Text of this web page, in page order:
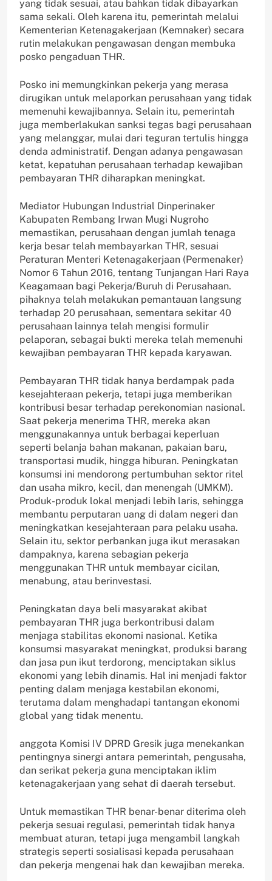
yang tidak sesuai, atau bahkan tidak dibayarkan
sama sekali. Oleh karena itu, pemerintah melalui
Kementerian Ketenagakerjaan (Kemnaker) secara
rutin melakukan pengawasan dengan membuka
posko pengaduan THR.
Posko ini memungkinkan pekerja yang merasa
dirugikan untuk melaporkan perusahaan yang tidak
memenuhi kewajibannya. Selain itu, pemerintah
juga memberlakukan sanksi tegas bagi perusahaan
yang melanggar, mulai dari teguran tertulis hingga
denda administratif. Dengan adanya pengawasan
ketat, kepatuhan perusahaan terhadap kewajiban
pembayaran THR diharapkan meningkat.
Mediator Hubungan Industrial Dinperinaker
Kabupaten Rembang Irwan Mugi Nugroho
memastikan, perusahaan dengan jumlah tenaga
kerja besar telah membayarkan THR, sesuai
Peraturan Menteri Ketenagakerjaan (Permenaker)
Nomor 6 Tahun 2016, tentang Tunjangan Hari Raya
Keagamaan bagi Pekerja/Buruh di Perusahaan.
pihaknya telah melakukan pemantauan langsung
terhadap 20 perusahaan, sementara sekitar 40
perusahaan lainnya telah mengisi formulir
pelaporan, sebagai bukti mereka telah memenuhi
kewajiban pembayaran THR kepada karyawan.
Pembayaran THR tidak hanya berdampak pada
kesejahteraan pekerja, tetapi juga memberikan
kontribusi besar terhadap perekonomian nasional.
Saat pekerja menerima THR, mereka akan
menggunakannya untuk berbagai keperluan
seperti belanja bahan makanan, pakaian baru,
transportasi mudik, hingga hiburan. Peningkatan
konsumsi ini mendorong pertumbuhan sektor ritel
dan usaha mikro, kecil, dan menengah (UMKM).
Produk-produk lokal menjadi lebih laris, sehingga
membantu perputaran uang di dalam negeri dan
meningkatkan kesejahteraan para pelaku usaha.
Selain itu, sektor perbankan juga ikut merasakan
dampaknya, karena sebagian pekerja
menggunakan THR untuk membayar cicilan,
menabung, atau berinvestasi.
Peningkatan daya beli masyarakat akibat
pembayaran THR juga berkontribusi dalam
menjaga stabilitas ekonomi nasional. Ketika
konsumsi masyarakat meningkat, produksi barang
dan jasa pun ikut terdorong, menciptakan siklus
ekonomi yang lebih dinamis. Hal ini menjadi faktor
penting dalam menjaga kestabilan ekonomi,
terutama dalam menghadapi tantangan ekonomi
global yang tidak menentu.
anggota Komisi IV DPRD Gresik juga menekankan
pentingnya sinergi antara pemerintah, pengusaha,
dan serikat pekerja guna menciptakan iklim
ketenagakerjaan yang sehat di daerah tersebut.
Untuk memastikan THR benar-benar diterima oleh
pekerja sesuai regulasi, pemerintah tidak hanya
membuat aturan, tetapi juga mengambil langkah
strategis seperti sosialisasi kepada perusahaan
dan pekerja mengenai hak dan kewajiban mereka.